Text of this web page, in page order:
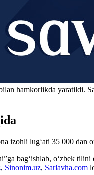
hamkorlikda yaratildi.
izohli lug‘ati 35 000 dan
bag‘ishlab, o‘zbek
, Sinonim.uz, Sarlavha.com